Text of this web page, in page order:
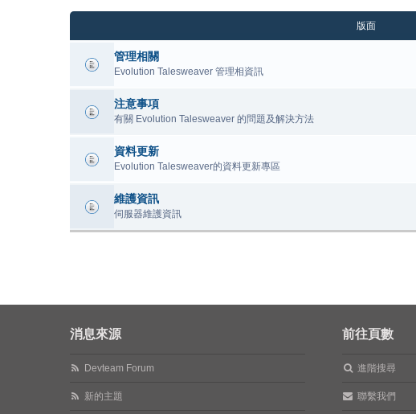
版面
管理相關
Evolution Talesweaver 管理相資訊
注意事項
有關 Evolution Talesweaver 的問題及解決方法
資料更新
Evolution Talesweaver的資料更新專區
維護資訊
伺服器維護資訊
消息來源
Devteam Forum
新的主題
前往頁數
進階搜尋
聯繫我們